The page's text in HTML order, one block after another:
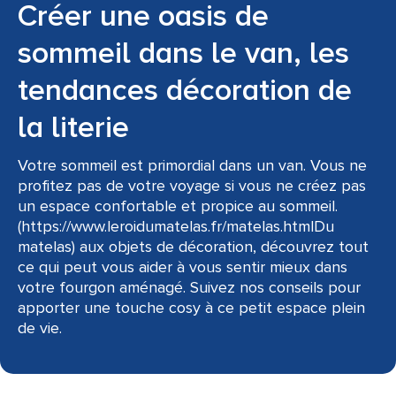
Créer une oasis de
sommeil dans le van, les
tendances décoration de
la literie
Votre sommeil est primordial dans un van. Vous ne
profitez pas de votre voyage si vous ne créez pas
un espace confortable et propice au sommeil.
(https://www.leroidumatelas.fr/matelas.htmlDu
matelas) aux objets de décoration, découvrez tout
ce qui peut vous aider à vous sentir mieux dans
votre fourgon aménagé. Suivez nos conseils pour
apporter une touche cosy à ce petit espace plein
de vie.